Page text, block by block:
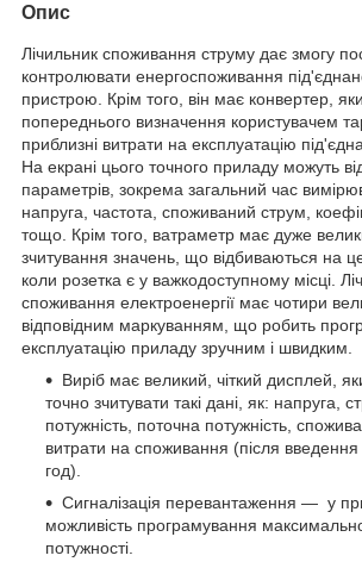
Опис
Лічильник споживання струму дає змогу
контролювати енергоспоживання
пристрою. Крім того, він має конвертер,
попереднього визначення користувачем
приблизні витрати на експлуатацію
На екрані цього точного приладу можуть
параметрів, зокрема загальний час
напруга, частота, споживаний струм,
тощо. Крім того, ватраметр має дуже
зчитування значень, що відбиваються на це
коли розетка є у важкодоступному місці.
споживання електроенергії має чотири
відповідним маркуванням, що робить
експлуатацію приладу зручним і швидким.
Виріб має великий, чіткий дисплей,
точно зчитувати такі дані, як: напруга,
потужність, поточна потужність,
витрати на споживання (після введення
год).
Сигналізація перевантаження — у
можливість програмування
потужності.